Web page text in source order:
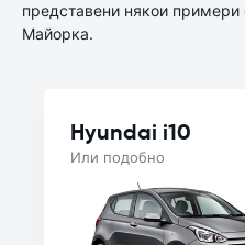
представени някои примери
Майорка.
Hyundai i10
Или подобно